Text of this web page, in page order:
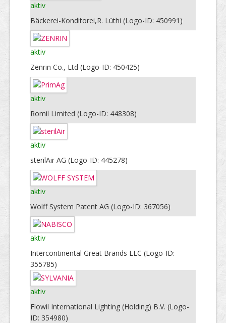
aktiv
Bäckerei-Konditorei,R. Lüthi (Logo-ID: 450991)
aktiv
Zenrin Co., Ltd (Logo-ID: 450425)
aktiv
Romil Limited (Logo-ID: 448308)
aktiv
sterilAir AG (Logo-ID: 445278)
aktiv
Wolff System Patent AG (Logo-ID: 367056)
aktiv
Intercontinental Great Brands LLC (Logo-ID:
355785)
aktiv
Flowil International Lighting (Holding) B.V. (Logo-
ID: 354980)